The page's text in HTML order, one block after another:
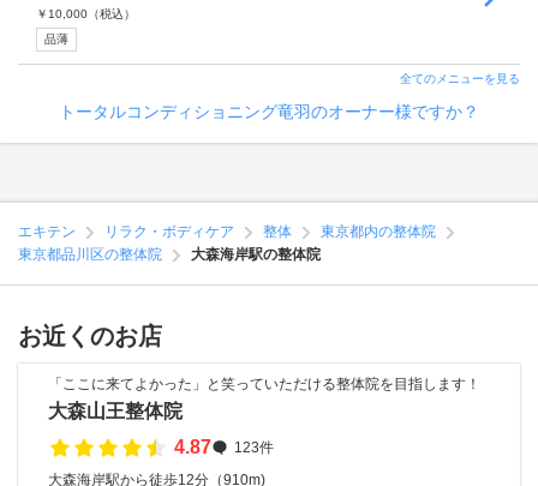
￥ 10,000 （税込）
品薄
全てのメニューを見る
トータルコンディショニング竜羽のオーナー様ですか？
エキテン リラク・ボディケア 整体
東京都内の整体院
東京都品川区の整体院
大森海岸駅の整体院
お近くのお店
「ここに来てよかった」と笑っていただける整体院を目指します！
大森山王整体院
4.87
123件
大森海岸駅から徒歩12分（910m)